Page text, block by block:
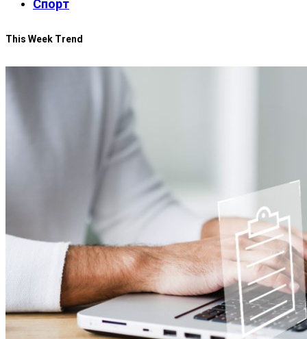
Спорт
This Week Trend